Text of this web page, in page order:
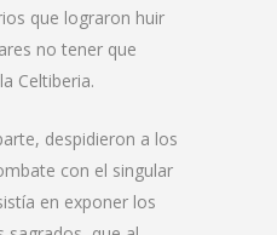
que lograron huir
no tener que
Celtiberia.
despidieron a los
con el singular
en exponer los